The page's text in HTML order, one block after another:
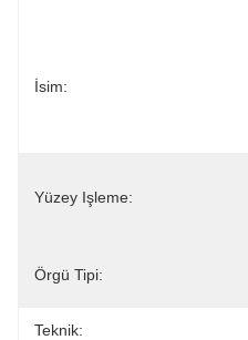
İsim:
Yüzey Işleme:
Örgü Tipi:
Teknik: